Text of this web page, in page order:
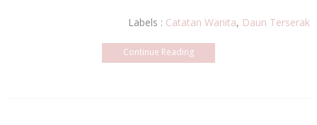
Labels : Catatan Wanita, Daun Terserak
Continue Reading